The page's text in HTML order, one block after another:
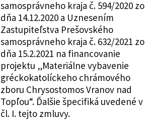
samosprávneho kraja č. 594/2020 zo
dňa 14.12.2020 a Uznesením
Zastupiteľstva Prešovského
samosprávneho kraja č. 632/2021 zo
dňa 15.2.2021 na financovanie
projektu „Materiálne vybavenie
gréckokatolíckeho chrámového
zboru Chrysostomos Vranov nad
Topľou“. Ďalšie špecifiká uvedené v
čl. I. tejto zmluvy.